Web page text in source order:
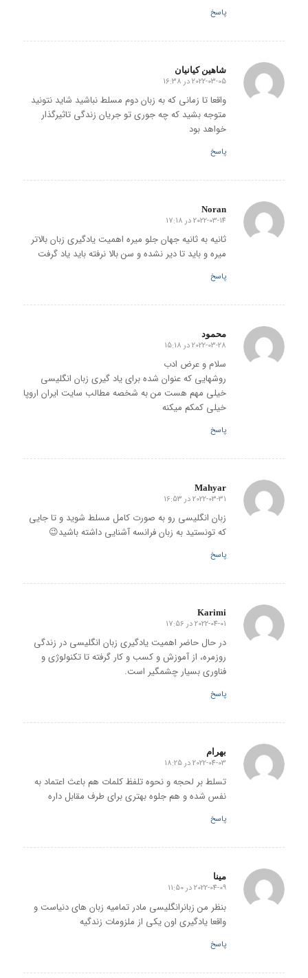
پاسخ
شاهین کیانیان
گفته:
2022-03-05 در 16:38
واقعا تا زمانی که به زبان دوم مسلط نباشید شاید نتونید
متوجه بشید که چه جوری تو جریان زندگی تاثیرگذار
خواهد بود
پاسخ
Noran
گفته:
2022-03-14 در 17:18
ثانیه به ثانیه جهان جلو میره اهمیت یادگیری زبان بالاتر
میره و باید تا دیر نشده و سن بالا نرفته باید یاد گرفت
پاسخ
محمود
گفته:
2022-03-28 در 15:18
سلام و عرض ادب
روشهایی که عنوان شده برای یاد گیری زبان انگلیسی
خیلی مهم هست من به شخصه مطالب سایت ایران اروپا
خیلی کمکم میکنه
پاسخ
Mahyar
گفته:
2022-03-31 در 16:53
زبان انگلیسی رو به صورت کامل مسلط شوید و تا جایی
که تونستید به زبان فرانسه آشنایی داشته باشید😉
پاسخ
Karimi
گفته:
2022-04-01 در 17:56
در حال حاضر اهمیت یادگیری زبان انگلیسی در زندگی
روزمره، از آموزش و کسب و کار گرفته تا تکنولوژی و
فناوری بسیار چشمگیر است.
پاسخ
بهرام
گفته:
2022-04-03 در 18:25
تسلط بر لحجه و نحوه تلفظ کلمات هم باعث اعتماد به
نفس شده و هم جلوه بهتری برای طرف مقابل داره
پاسخ
مینا
گفته:
2022-04-09 در 11:50
بنظر من زبانرانگلیسی مادر تمامیه زبان های دنیاست و
واقعا یادگیری اون یکی از ملزومات زندگیه
پاسخ